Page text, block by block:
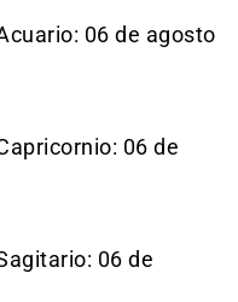
06 de agosto
06 de
06 de